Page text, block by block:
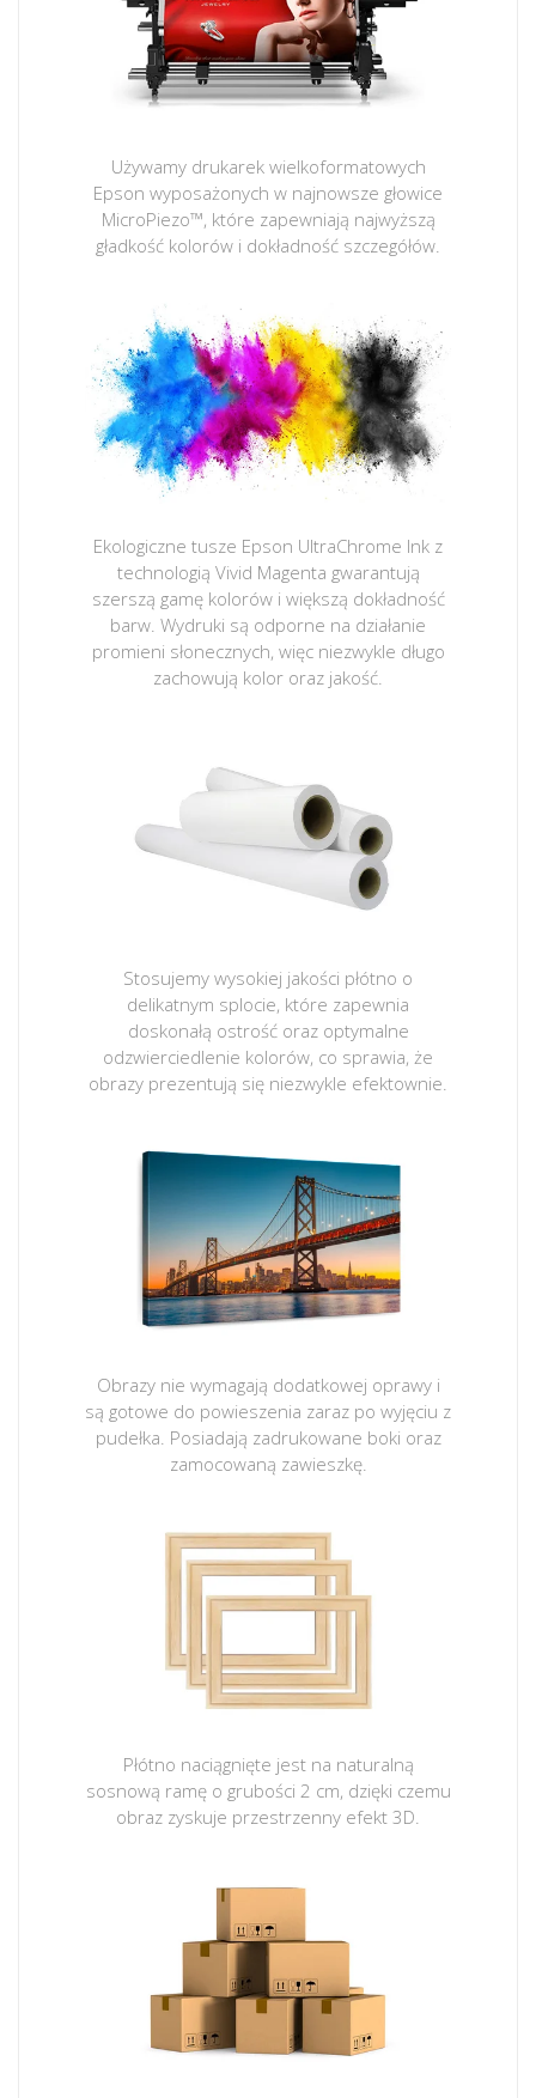
Używamy drukarek wielkoformatowych
Epson wyposażonych w najnowsze głowice
MicroPiezo™, które zapewniają najwyższą
gładkość kolorów i dokładność szczegółów.
Ekologiczne tusze Epson UltraChrome Ink z
technologią Vivid Magenta gwarantują
szerszą gamę kolorów i większą dokładność
barw. Wydruki są odporne na działanie
promieni słonecznych, więc niezwykle długo
zachowują kolor oraz jakość.
Stosujemy wysokiej jakości płótno o
delikatnym splocie, które zapewnia
doskonałą ostrość oraz optymalne
odzwierciedlenie kolorów, co sprawia, że
obrazy prezentują się niezwykle efektownie.
Obrazy nie wymagają dodatkowej oprawy i
są gotowe do powieszenia zaraz po wyjęciu z
pudełka. Posiadają zadrukowane boki oraz
zamocowaną zawieszkę.
Płótno naciągnięte jest na naturalną
sosnową ramę o grubości 2 cm, dzięki czemu
obraz zyskuje przestrzenny efekt 3D.